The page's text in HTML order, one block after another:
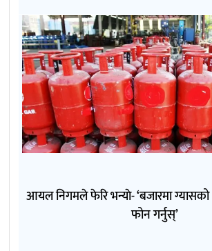
आयल निगमले फेरि भन्याे- ‘बजारमा
फोन गर्नुस्’